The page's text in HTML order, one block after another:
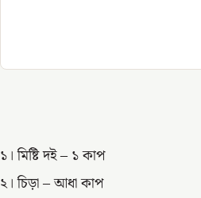
১। মিষ্টি দই – ১ কাপ
২। চিড়া – আধা কাপ